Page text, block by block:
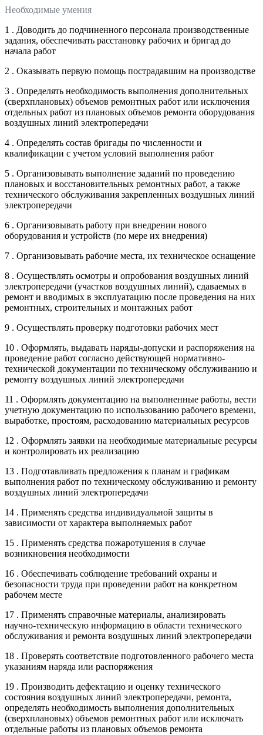
Необходимые умения
1 . Доводить до подчиненного персонала производственные
задания, обеспечивать расстановку рабочих и бригад до
начала работ
2 . Оказывать первую помощь пострадавшим на производстве
3 . Определять необходимость выполнения дополнительных
(сверхплановых) объемов ремонтных работ или исключения
отдельных работ из плановых объемов ремонта оборудования
воздушных линий электропередачи
4 . Определять состав бригады по численности и
квалификации с учетом условий выполнения работ
5 . Организовывать выполнение заданий по проведению
плановых и восстановительных ремонтных работ, а также
технического обслуживания закрепленных воздушных линий
электропередачи
6 . Организовывать работу при внедрении нового
оборудования и устройств (по мере их внедрения)
7 . Организовывать рабочие места, их техническое оснащение
8 . Осуществлять осмотры и опробования воздушных линий
электропередачи (участков воздушных линий), сдаваемых в
ремонт и вводимых в эксплуатацию после проведения на них
ремонтных, строительных и монтажных работ
9 . Осуществлять проверку подготовки рабочих мест
10 . Оформлять, выдавать наряды-допуски и распоряжения на
проведение работ согласно действующей нормативно-
технической документации по техническому обслуживанию и
ремонту воздушных линий электропередачи
11 . Оформлять документацию на выполненные работы, вести
учетную документацию по использованию рабочего времени,
выработке, простоям, расходованию материальных ресурсов
12 . Оформлять заявки на необходимые материальные ресурсы
и контролировать их реализацию
13 . Подготавливать предложения к планам и графикам
выполнения работ по техническому обслуживанию и ремонту
воздушных линий электропередачи
14 . Применять средства индивидуальной защиты в
зависимости от характера выполняемых работ
15 . Применять средства пожаротушения в случае
возникновения необходимости
16 . Обеспечивать соблюдение требований охраны и
безопасности труда при проведении работ на конкретном
рабочем месте
17 . Применять справочные материалы, анализировать
научно-техническую информацию в области технического
обслуживания и ремонта воздушных линий электропередачи
18 . Проверять соответствие подготовленного рабочего места
указаниям наряда или распоряжения
19 . Производить дефектацию и оценку технического
состояния воздушных линий электропередачи, ремонта,
определять необходимость выполнения дополнительных
(сверхплановых) объемов ремонтных работ или исключать
отдельные работы из плановых объемов ремонта